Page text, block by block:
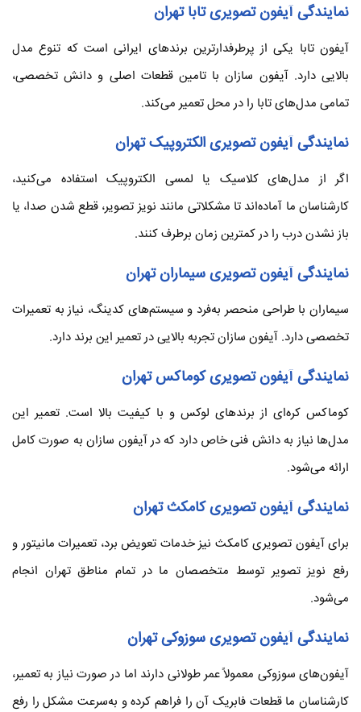
نمایندگی آیفون تصویری تابا تهران
آیفون تابا یکی از پرطرفدارترین برندهای ایرانی است که تنوع مدل
بالایی دارد. آیفون سازان با تامین قطعات اصلی و دانش تخصصی،
تمامی مدل‌های تابا را در محل تعمیر می‌کند.
نمایندگی آیفون تصویری الکتروپیک تهران
اگر از مدل‌های کلاسیک یا لمسی الکتروپیک استفاده می‌کنید،
کارشناسان ما آماده‌اند تا مشکلاتی مانند نویز تصویر، قطع شدن صدا، یا
باز نشدن درب را در کمترین زمان برطرف کنند.
نمایندگی آیفون تصویری سیماران تهران
سیماران با طراحی منحصر به‌فرد و سیستم‌های کدینگ، نیاز به تعمیرات
تخصصی دارد. آیفون سازان تجربه بالایی در تعمیر این برند دارد.
نمایندگی آیفون تصویری کوماکس تهران
کوماکس کره‌ای از برندهای لوکس و با کیفیت بالا است. تعمیر این
مدل‌ها نیاز به دانش فنی خاص دارد که در آیفون سازان به صورت کامل
ارائه می‌شود.
نمایندگی آیفون تصویری کامکث تهران
برای آیفون تصویری کامکث نیز خدمات تعویض برد، تعمیرات مانیتور و
رفع نویز تصویر توسط متخصصان ما در تمام مناطق تهران انجام
می‌شود.
نمایندگی آیفون تصویری سوزوکی تهران
آیفون‌های سوزوکی معمولاً عمر طولانی دارند اما در صورت نیاز به تعمیر،
کارشناسان ما قطعات فابریک آن را فراهم کرده و به‌سرعت مشکل را رفع